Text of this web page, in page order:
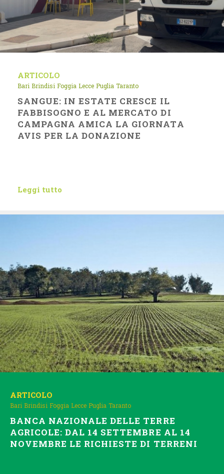
ARTICOLO
Bari Brindisi Foggia Lecce Puglia Taranto
SANGUE: IN ESTATE CRESCE IL
FABBISOGNO E AL MERCATO DI
CAMPAGNA AMICA LA GIORNATA
AVIS PER LA DONAZIONE
Leggi tutto
ARTICOLO
Bari Brindisi Foggia Lecce Puglia Taranto
BANCA NAZIONALE DELLE TERRE
AGRICOLE: DAL 14 SETTEMBRE AL 14
NOVEMBRE LE RICHIESTE DI TERRENI